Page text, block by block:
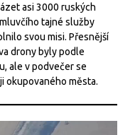
asi 3000 ruských
tajné služby
svou misi. Přesnější
drony byly podle
ale v podvečer se
okupovaného města.